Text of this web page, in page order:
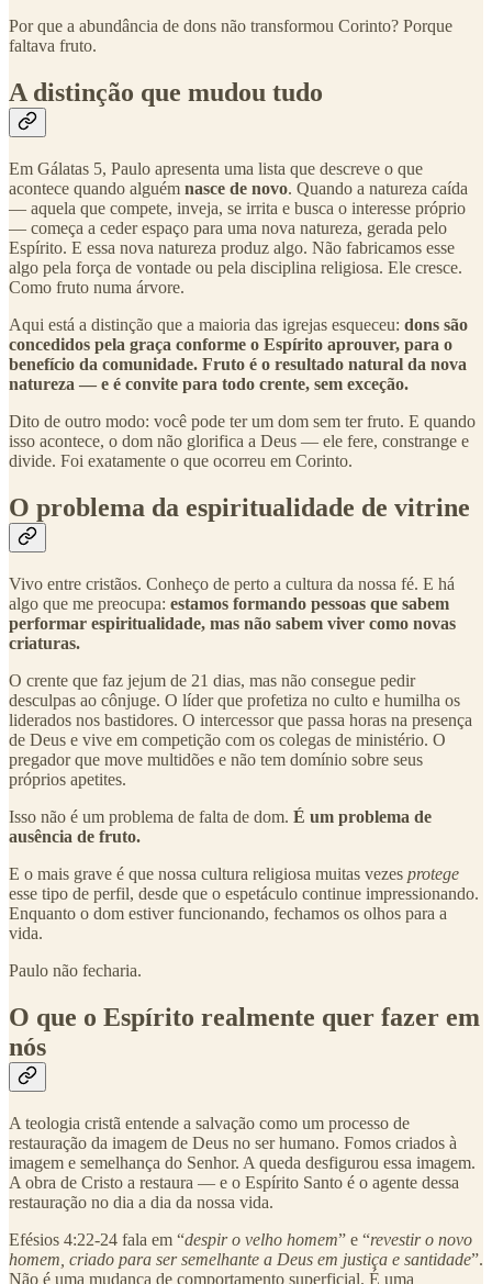
Por que a abundância de dons não transformou Corinto? Porque
faltava fruto.
A distinção que mudou tudo
Em Gálatas 5, Paulo apresenta uma lista que descreve o que
acontece quando alguém nasce de novo. Quando a natureza caída
— aquela que compete, inveja, se irrita e busca o interesse próprio
— começa a ceder espaço para uma nova natureza, gerada pelo
Espírito. E essa nova natureza produz algo. Não fabricamos esse
algo pela força de vontade ou pela disciplina religiosa. Ele cresce.
Como fruto numa árvore.
Aqui está a distinção que a maioria das igrejas esqueceu: dons são
concedidos pela graça conforme o Espírito aprouver, para o
benefício da comunidade. Fruto é o resultado natural da nova
natureza — e é convite para todo crente, sem exceção.
Dito de outro modo: você pode ter um dom sem ter fruto. E quando
isso acontece, o dom não glorifica a Deus — ele fere, constrange e
divide. Foi exatamente o que ocorreu em Corinto.
O problema da espiritualidade de vitrine
Vivo entre cristãos. Conheço de perto a cultura da nossa fé. E há
algo que me preocupa: estamos formando pessoas que sabem
performar espiritualidade, mas não sabem viver como novas
criaturas.
O crente que faz jejum de 21 dias, mas não consegue pedir
desculpas ao cônjuge. O líder que profetiza no culto e humilha os
liderados nos bastidores. O intercessor que passa horas na presença
de Deus e vive em competição com os colegas de ministério. O
pregador que move multidões e não tem domínio sobre seus
próprios apetites.
Isso não é um problema de falta de dom. É um problema de
ausência de fruto.
E o mais grave é que nossa cultura religiosa muitas vezes protege
esse tipo de perfil, desde que o espetáculo continue impressionando.
Enquanto o dom estiver funcionando, fechamos os olhos para a
vida.
Paulo não fecharia.
O que o Espírito realmente quer fazer em
nós
A teologia cristã entende a salvação como um processo de
restauração da imagem de Deus no ser humano. Fomos criados à
imagem e semelhança do Senhor. A queda desfigurou essa imagem.
A obra de Cristo a restaura — e o Espírito Santo é o agente dessa
restauração no dia a dia da nossa vida.
Efésios 4:22-24 fala em “despir o velho homem” e “revestir o novo
homem, criado para ser semelhante a Deus em justiça e santidade”.
Não é uma mudança de comportamento superficial. É uma